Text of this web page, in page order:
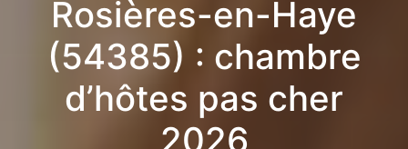
Rosières-en-Haye
(54385) : chambre
d’hôtes pas cher
2026